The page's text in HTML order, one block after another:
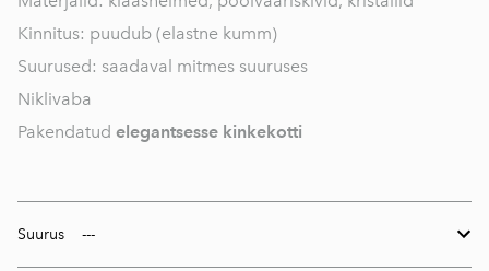
Kinnitus: puudub (elastne kumm)
Suurused: saadaval mitmes suuruses
Niklivaba
Pakendatud elegantsesse kinkekotti
Suurus